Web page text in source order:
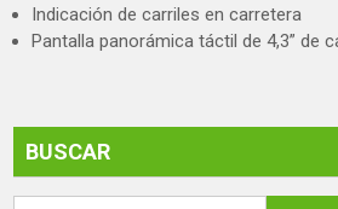
Indicación de carriles en carretera
Pantalla panorámica táctil de 4,3” de
BUSCAR